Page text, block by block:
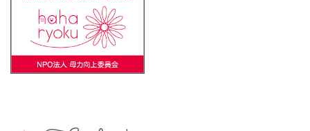
ママの息抜き ミルク用お湯提供
ライター募集 ランチ
一時保育 一時預かり